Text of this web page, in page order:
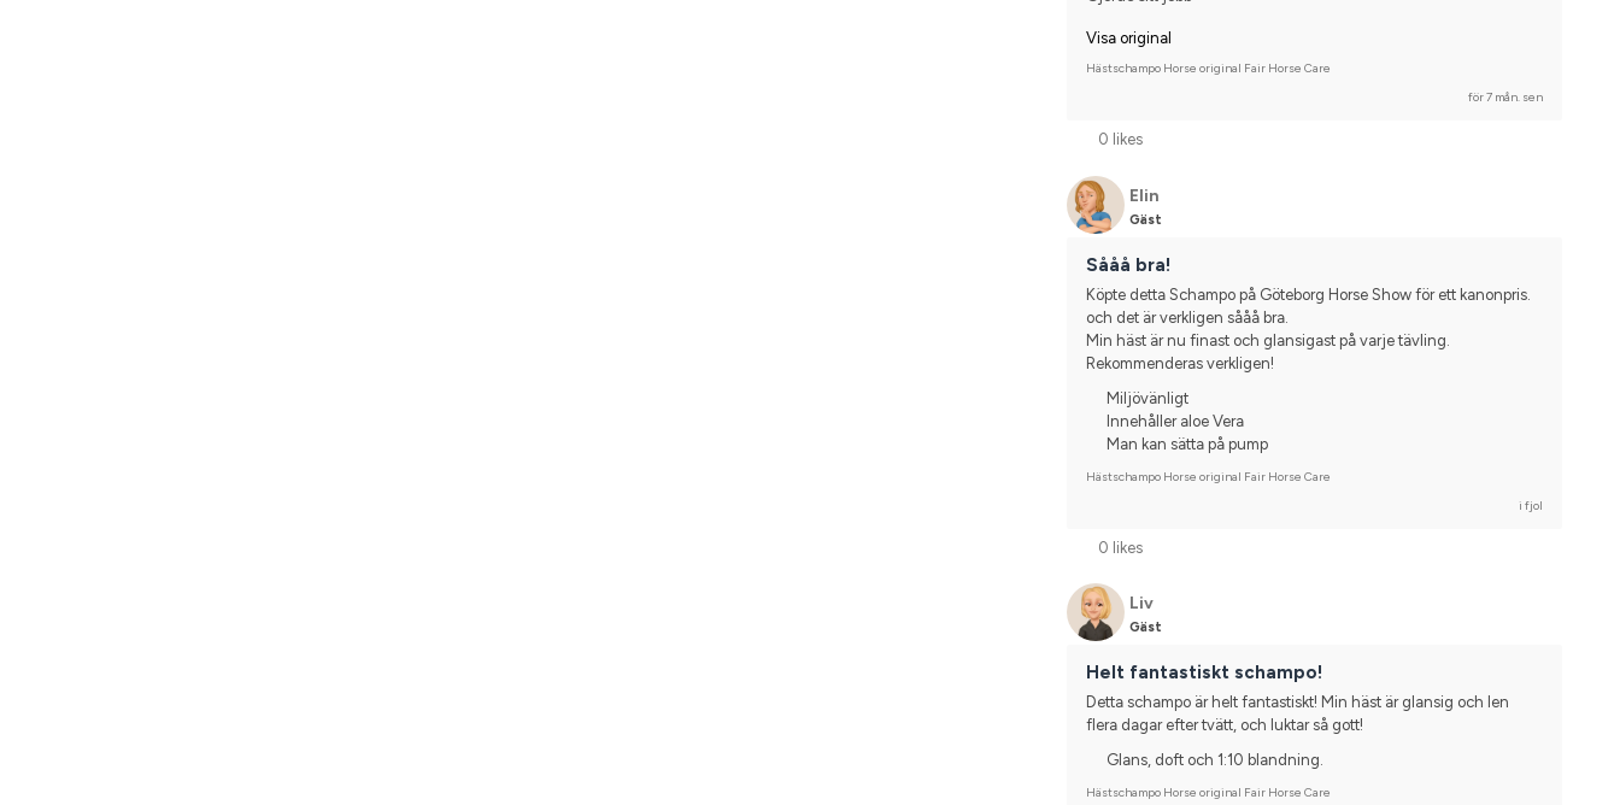
Svenskt varmblod (SWB)
Tävlingsrider på hobbynivå
Visa original
Hästschampo Horse original Fair Horse Care
för 7 mån. sen
0 likes
Elin
Gäst
Sååå bra!
Köpte detta Schampo på Göteborg Horse Show för ett kanonpris.
och det är verkligen sååå bra.
Min häst är nu finast och glansigast på varje tävling.
Rekommenderas verkligen!
Miljövänligt
Innehåller aloe Vera
Man kan sätta på pump
Hästschampo Horse original Fair Horse Care
i fjol
0 likes
Liv
Gäst
Helt fantastiskt schampo!
Detta schampo är helt fantastiskt! Min häst är glansig och len
flera dagar efter tvätt, och luktar så gott!
Glans, doft och 1:10 blandning.
Hästschampo Horse original Fair Horse Care